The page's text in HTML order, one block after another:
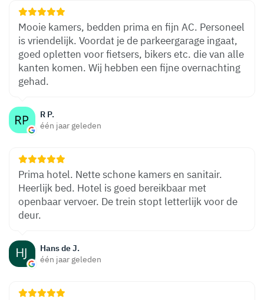
R P.
één jaar geleden
Mooie kamers, bedden prima en fijn AC. Personeel
is vriendelijk. Voordat je de parkeergarage ingaat,
goed opletten voor fietsers, bikers etc. die van alle
kanten komen. Wij hebben een fijne overnachting
gehad.
Hans de J.
één jaar geleden
Prima hotel. Nette schone kamers en sanitair.
Heerlijk bed. Hotel is goed bereikbaar met
openbaar vervoer. De trein stopt letterlijk voor de
deur.